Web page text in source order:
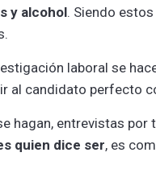
y alcohol. Siendo
laboral se
al candidato perfecto
hagan, entrevistas
quien dice ser, es